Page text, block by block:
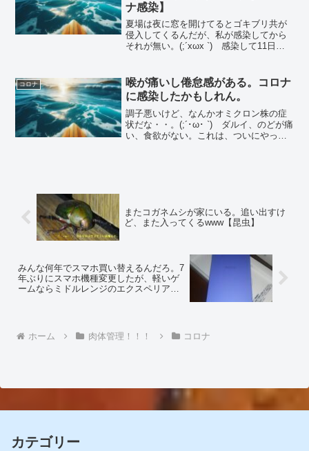
ナ感染】
夏場は夜に窓を開けてるとゴキブリ共が
侵入してくるんだが、私が感染してから
それが無い。(;´xωx `) 感染して11日、
ロナウイルスを感じ取る能力とか無いよ
なあ？いや、...
コロナ
喉が痛いし倦怠感がある。コロナ
に感染したかもしれん。
調子悪いけど、なんかオミクロン株の症
状だな・・。(;´･ω･ `) ダルイ、のどが痛
い、食欲がない。これは、ついにやっち
またコガネムシが家にいる。追い出すけ
ど、また入ってくるwww【昆虫】
みんな何年でスマホ買い替えるんだろ。7
年ぶりにスマホ機種変更したが、軽いゲ
ームならミドルレンジのエクスペリア
ホーム 肉体管理！！！ コロナ
カテゴリー